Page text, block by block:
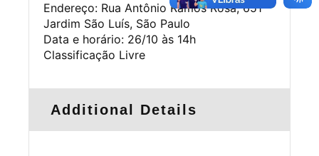
Endereço: Rua Antônio Ramos Rosa, 651 –
Jardim São Luís, São Paulo
Data e horário: 26/10 às 14h
Classificação Livre
Additional Details